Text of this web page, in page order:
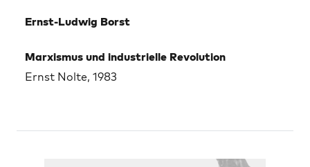
Ernst-Ludwig Borst
Marxismus und industrielle Revolution
Ernst Nolte, 1983